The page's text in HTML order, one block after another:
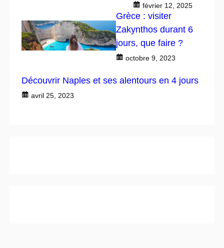
février 12, 2025
Grèce : visiter
Zakynthos durant 6
jours, que faire ?
octobre 9, 2023
Découvrir Naples et ses alentours en 4 jours
avril 25, 2023